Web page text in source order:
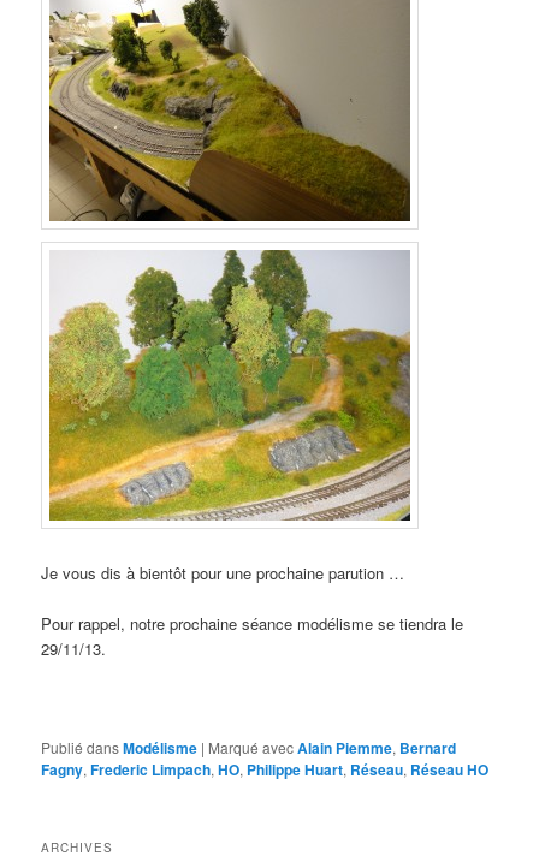
Je vous dis à bientôt pour une prochaine parution …
Pour rappel, notre prochaine séance modélisme se tiendra le
29/11/13.
Publié dansModélisme | Marqué avecAlain Piemme, Bernard
Fagny,Frederic Limpach,HO, Philippe Huart, Réseau, Réseau HO
ARCHIVES